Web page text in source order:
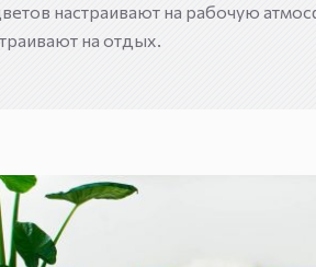
настраивают на рабочую
на отдых.